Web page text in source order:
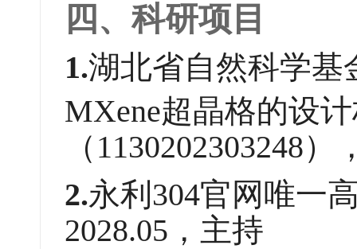
四、科研项目
1.湖北省自然科学基
MXene超晶格的设
（1130202303248）
2.永利304官网唯一
2028.05，主持